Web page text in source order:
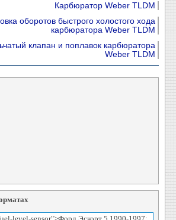
Карбюратор Weber TLDM
оборотов быстрого холостого хода
карбюратора Weber TLDM
клапан и поплавок карбюратора
Weber TLDM